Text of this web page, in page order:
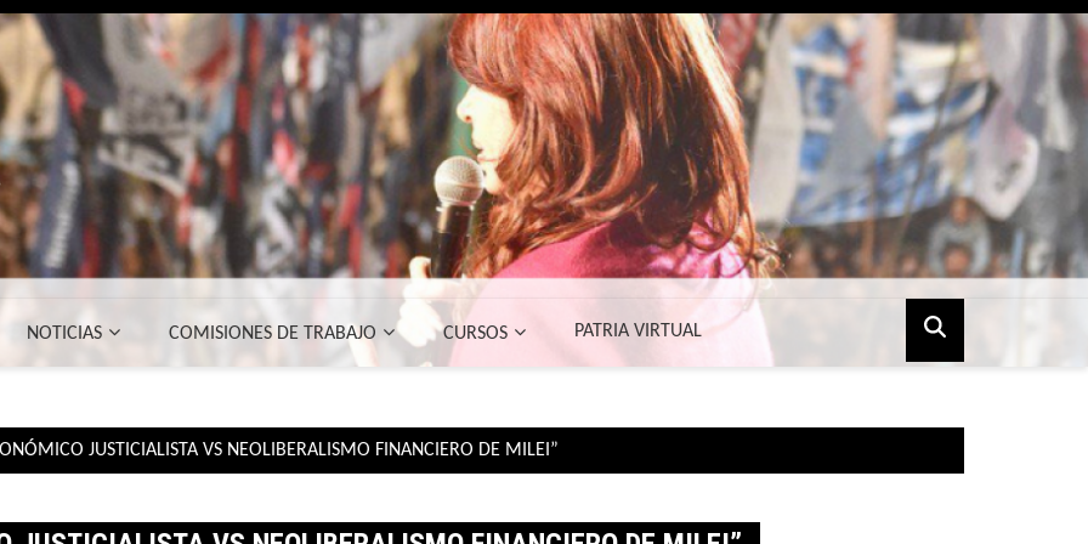
NOTICIAS COMISIONES DE TRABAJO CURSOS PATRIA VIRTUAL
JUSTICIALISTA VS NEOLIBERALISMO FINANCIERO DE MILEI”